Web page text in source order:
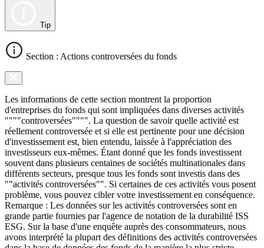
Tip
Section : Actions controversées du fonds
Les informations de cette section montrent la proportion
d'entreprises du fonds qui sont impliquées dans diverses activités
""""controversées"""". La question de savoir quelle activité est
réellement controversée et si elle est pertinente pour une décision
d'investissement est, bien entendu, laissée à l'appréciation des
investisseurs eux-mêmes. Étant donné que les fonds investissent
souvent dans plusieurs centaines de sociétés multinationales dans
différents secteurs, presque tous les fonds sont investis dans des
""activités controversées"". Si certaines de ces activités vous posent
problème, vous pouvez cibler votre investissement en conséquence.
Remarque : Les données sur les activités controversées sont en
grande partie fournies par l'agence de notation de la durabilité ISS
ESG. Sur la base d'une enquête auprès des consommateurs, nous
avons interprété la plupart des définitions des activités controversées